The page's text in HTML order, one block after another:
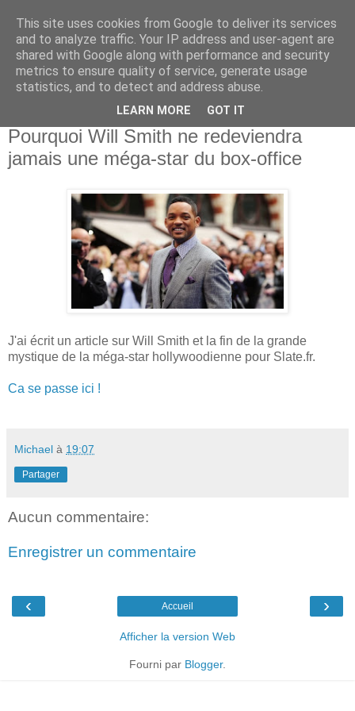
Pourquoi Will Smith ne redeviendra
jamais une méga-star du box-office
J'ai écrit un article sur Will Smith et la fin de la grande
mystique de la méga-star hollywoodienne pour Slate.fr.
Ca se passe ici !
Michael à 19:07
Partager
Aucun commentaire:
Enregistrer un commentaire
‹ ›
Accueil
Afficher la version Web
Fourni par Blogger.
This site uses cookies from Google to deliver its services
and to analyze traffic. Your IP address and user-agent are
shared with Google along with performance and security
metrics to ensure quality of service, generate usage
statistics, and to detect and address abuse.
LEARN MORE GOT IT